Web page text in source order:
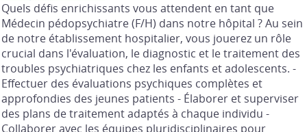
Quels défis enrichissants vous attendent en tant que
Médecin pédopsychiatre (F/H) dans notre hôpital ? Au sein
de notre établissement hospitalier, vous jouerez un rôle
crucial dans l'évaluation, le diagnostic et le traitement des
troubles psychiatriques chez les enfants et adolescents. -
Effectuer des évaluations psychiques complètes et
approfondies des jeunes patients - Élaborer et superviser
des plans de traitement adaptés à chaque individu -
Collaborer avec les équipes pluridisciplinaires pour